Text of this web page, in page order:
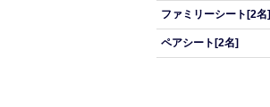
ファミリーシート[2名]
ペアシート[2名]